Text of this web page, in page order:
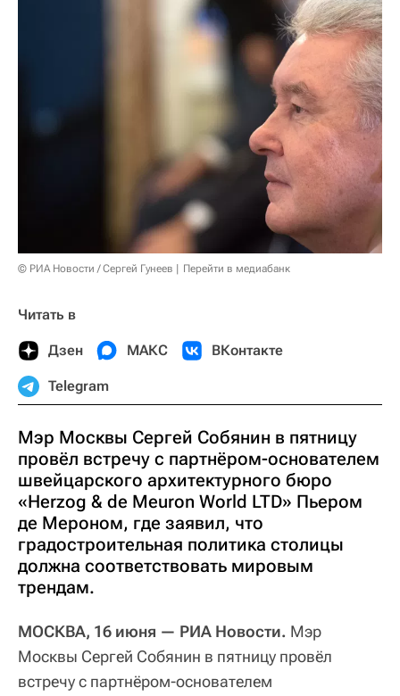
© РИА Новости / Сергей Гунеев Перейти в медиабанк
Читать в
Дзен МАКС ВКонтакте
Telegram
Мэр Москвы Сергей Собянин в пятницу
провёл встречу с партнёром-основателем
швейцарского архитектурного бюро
«Herzog & de Meuron World LTD» Пьером
де Мероном, где заявил, что
градостроительная политика столицы
должна соответствовать мировым
трендам.
МОСКВА, 16 июня — РИА Новости. Мэр
Москвы Сергей Собянин в пятницу провёл
встречу с партнёром-основателем